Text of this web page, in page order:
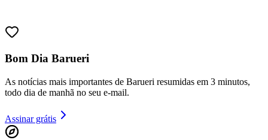
Bom Dia Barueri
As notícias mais importantes de Barueri resumidas em 3 minutos,
todo dia de manhã no seu e-mail.
Assinar grátis